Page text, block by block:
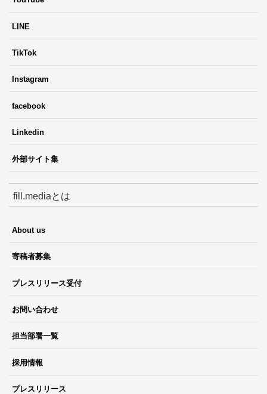
LINE
TikTok
Instagram
facebook
Linkedin
外部サイト集
fill.mediaとは
About us
寄稿者募集
プレスリリース受付
お問い合わせ
担当部署一覧
採用情報
プレスリリース